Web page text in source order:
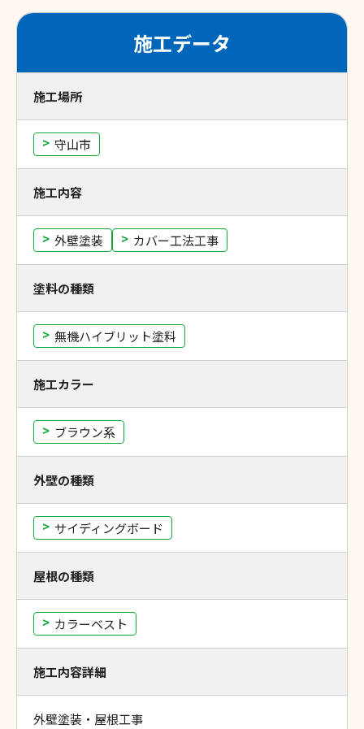
施工データ
施工場所
守山市
施工内容
外壁塗装 カバー工法工事
塗料の種類
無機ハイブリット塗料
施工カラー
ブラウン系
外壁の種類
サイディングボード
屋根の種類
カラーベスト
施工内容詳細
外壁塗装・屋根工事